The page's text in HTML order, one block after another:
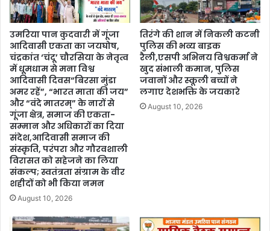
उमरिया पान कुदवारी में गूंजा
आदिवासी एकता का जयघोष,
चंद्रकांत ‘चंदू’ चौरसिया के नेतृत्व
में धूमधाम से मना विश्व
आदिवासी दिवस“बिरसा मुंडा
अमर रहें”, “भारत माता की जय”
और “वंदे मातरम्” के नारों से
गूंजा क्षेत्र, समाज की एकता-
सम्मान और अधिकारों का दिया
संदेश,आदिवासी समाज की
संस्कृति, परंपरा और गौरवशाली
विरासत को सहेजने का लिया
संकल्प; स्वतंत्रता संग्राम के वीर
शहीदों को भी किया नमन
August 10, 2026
तिरंगे की शान में निकली कटनी
पुलिस की भव्य बाइक
रैली,एसपी अभिनय विश्वकर्मा ने
खुद संभाली कमान, पुलिस
जवानों और स्कूली बच्चों ने
लगाए देशभक्ति के जयकारे
August 10, 2026